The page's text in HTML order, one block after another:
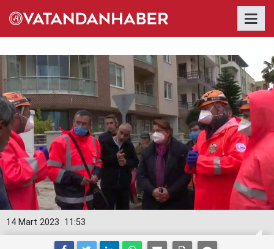
11:53
14 Mart 2023